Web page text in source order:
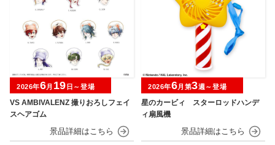
VS AMBIVALENZ 撮りおろしフェイ
スヘアゴム
2026年6月 19 日～登場
星のカービィ スターロッドハンデ
ィ扇風機
2026年6月第3週～登場